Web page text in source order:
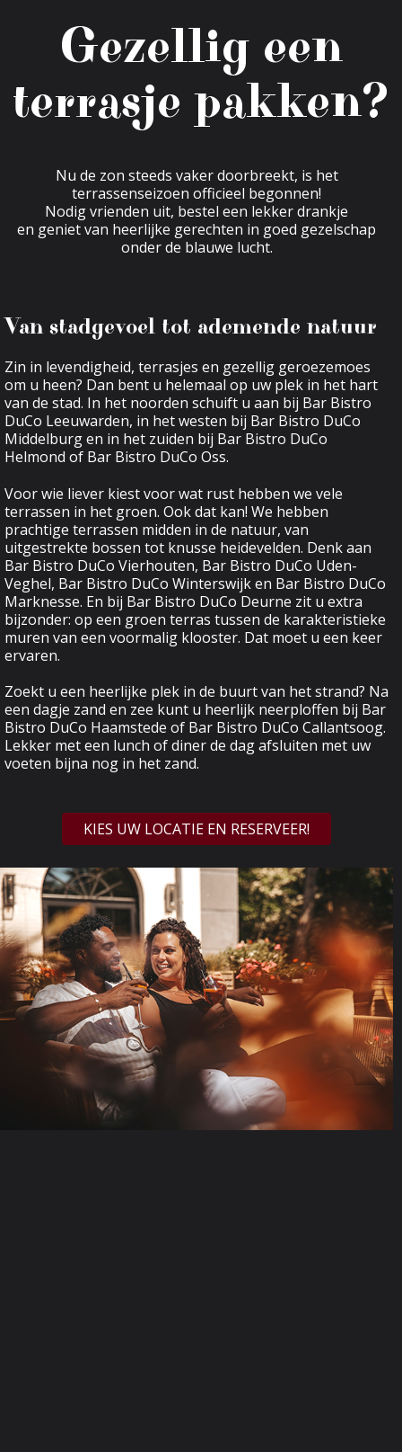
Gezellig een
terrasje pakken?
Nu de zon steeds vaker doorbreekt, is het
terrassenseizoen officieel begonnen!
Nodig vrienden uit, bestel een lekker drankje
en geniet van heerlijke gerechten in goed gezelschap
onder de blauwe lucht.
Van stadgevoel tot ademende natuur
Zin in levendigheid, terrasjes en gezellig geroezemoes
om u heen? Dan bent u helemaal op uw plek in het hart
van de stad. In het noorden schuift u aan bij Bar Bistro
DuCo Leeuwarden, in het westen bij Bar Bistro DuCo
Middelburgen in het zuiden bij Bar Bistro DuCo
Helmond of Bar Bistro DuCo Oss.
Voor wie liever kiest voor wat rust hebben we vele
terrassen in het groen. Ook dat kan! We hebben
prachtige terrassen midden in de natuur, van
uitgestrekte bossen tot knusse heidevelden. Denk aan
Bar Bistro DuCo Vierhouten, Bar Bistro DuCo Uden-
Veghel, Bar Bistro DuCo Winterswijken Bar Bistro DuCo
Marknesse. En bij Bar Bistro DuCo Deurne zit u extra
bijzonder: op een groen terras tussen de karakteristieke
muren van een voormalig klooster. Dat moet u een keer
ervaren.
Zoekt u een heerlijke plek in de buurt van het strand? Na
een dagje zand en zee kunt u heerlijk neerploffen bij Bar
Bistro DuCo Haamstede of Bar Bistro DuCo Callantsoog.
Lekker met een lunch of diner de dag afsluiten met uw
voeten bijna nog in het zand.
KIES UW LOCATIE EN RESERVEER!